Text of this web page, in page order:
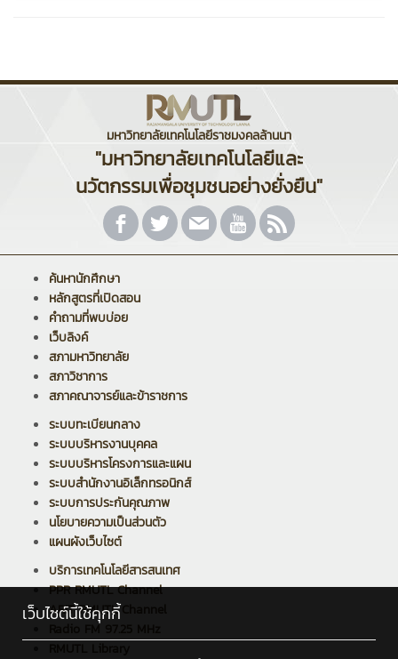
มหาวิทยาลัยเทคโนโลยีราชมงคลล้านนา
"มหาวิทยาลัยเทคโนโลยีและ
นวัตกรรมเพื่อชุมชนอย่างยั่งยืน"
ค้นหานักศึกษา
หลักสูตรที่เปิดสอน
คำถามที่พบบ่อย
เว็บลิงค์
สภามหาวิทยาลัย
สภาวิชาการ
สภาคณาจารย์และข้าราชการ
ระบบทะเบียนกลาง
ระบบบริหารงานบุคคล
ระบบบริหารโครงการและแผน
ระบบสำนักงานอิเล็กทรอนิกส์
ระบบการประกันคุณภาพ
นโยบายความเป็นส่วนตัว
แผนผังเว็บไซต์
บริการเทคโนโลยีสารสนเทศ
PPR RMUTL Channel
ARIT RMUTL Channel
Radio FM 97.25 MHz
เว็บไซต์นี้ใช้คุกกี้